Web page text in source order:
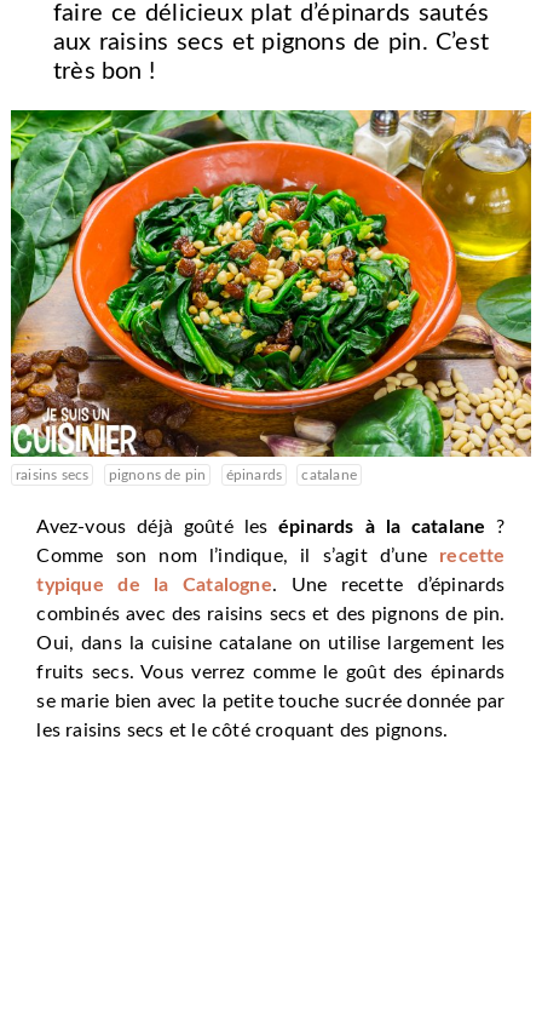
faire ce délicieux plat d’épinards sautés
aux raisins secs et pignons de pin. C’est
très bon !
raisins secs pignons de pin épinards catalane
Avez-vous déjà goûté lesépinards à la catalane ?
Comme son nom l’indique, il s’agit d’une recette
typique de la Catalogne. Une recette d’épinards
combinés avec des raisins secs et des pignons de pin.
Oui, dans la cuisine catalane on utilise largement les
fruits secs. Vous verrez comme le goût des épinards
se marie bien avec la petite touche sucrée donnée par
les raisins secs et le côté croquant des pignons.